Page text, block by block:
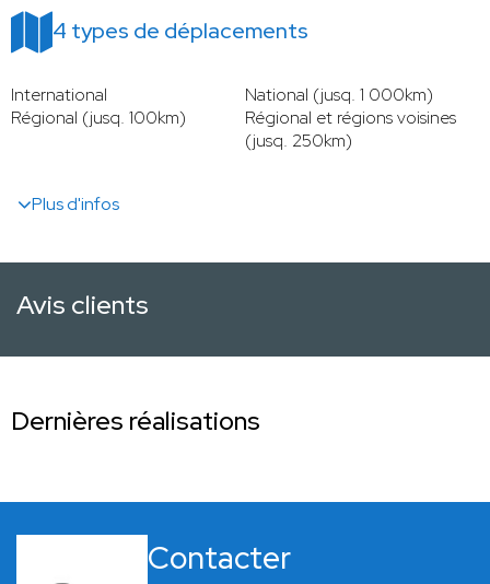
4 types de déplacements
International
National (jusq. 1 000km)
Régional (jusq. 100km)
Régional et régions voisines
(jusq. 250km)
Plus d'infos
Avis clients
Dernières réalisations
Contacter